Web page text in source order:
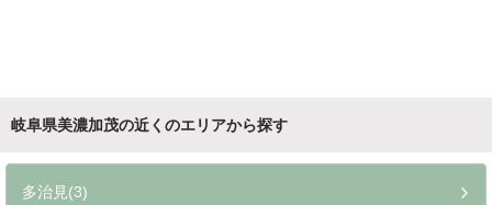
岐阜県美濃加茂の近くのエリアから探す
多治見(3)